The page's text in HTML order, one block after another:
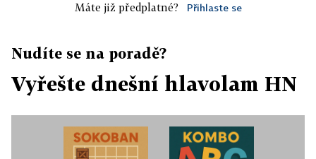
Máte již předplatné? Přihlaste se
Nudíte se na poradě?
Vyřešte dnešní hlavolam HN